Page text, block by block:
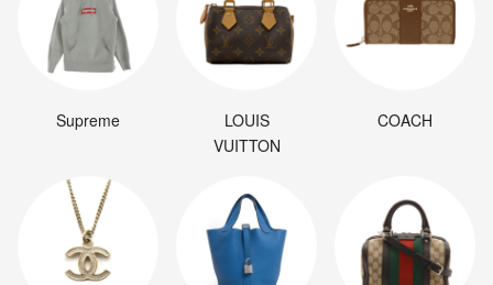
Supreme
LOUIS
VUITTON
COACH